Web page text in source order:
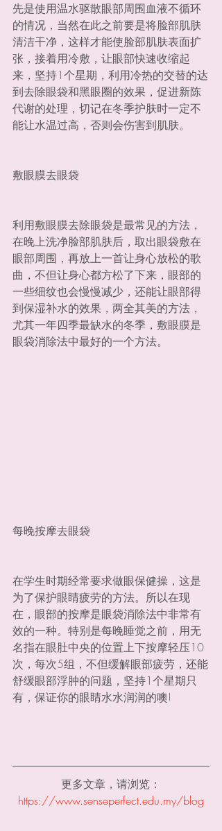
先是使用温水驱散眼部周围血液不循环
的情况，当然在此之前要是将脸部肌肤
清洁干净，这样才能使脸部肌肤表面扩
张，接着用冷敷，让眼部快速收缩起
来，坚持1个星期，利用冷热的交替的达
到去除眼袋和黑眼圈的效果，促进新陈
代谢的处理，切记在冬季护肤时一定不
能让水温过高，否则会伤害到肌肤。
敷眼膜去眼袋
利用敷眼膜去除眼袋是最常见的方法，
在晚上洗净脸部肌肤后，取出眼袋敷在
眼部周围，再放上一首让身心放松的歌
曲，不但让身心都方松了下来，眼部的
一些细纹也会慢慢减少，还能让眼部得
到保湿补水的效果，两全其美的方法，
尤其一年四季最缺水的冬季，敷眼膜是
眼袋消除法中最好的一个方法。
每晚按摩去眼袋
在学生时期经常要求做眼保健操，这是
为了保护眼睛疲劳的方法。所以在现
在，眼部的按摩是眼袋消除法中非常有
效的一种。特别是每晚睡觉之前，用无
名指在眼肚中央的位置上下按摩轻压10
次，每次5组，不但缓解眼部疲劳，还能
舒缓眼部浮肿的问题，坚持1个星期只
有，保证你的眼睛水水润润的噢!
更多文章，请浏览：
https://www.senseperfect.edu.my/blog